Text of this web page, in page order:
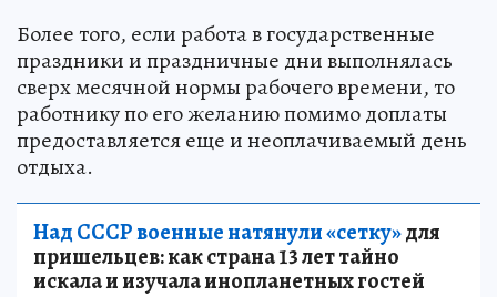
Более того, если работа в государственные
праздники и праздничные дни выполнялась
сверх месячной нормы рабочего времени, то
работнику по его желанию помимо доплаты
предоставляется еще и неоплачиваемый день
отдыха.
Над СССР военные натянули «сетку»для
пришельцев: как страна 13 лет тайно
искала и изучала инопланетных гостей